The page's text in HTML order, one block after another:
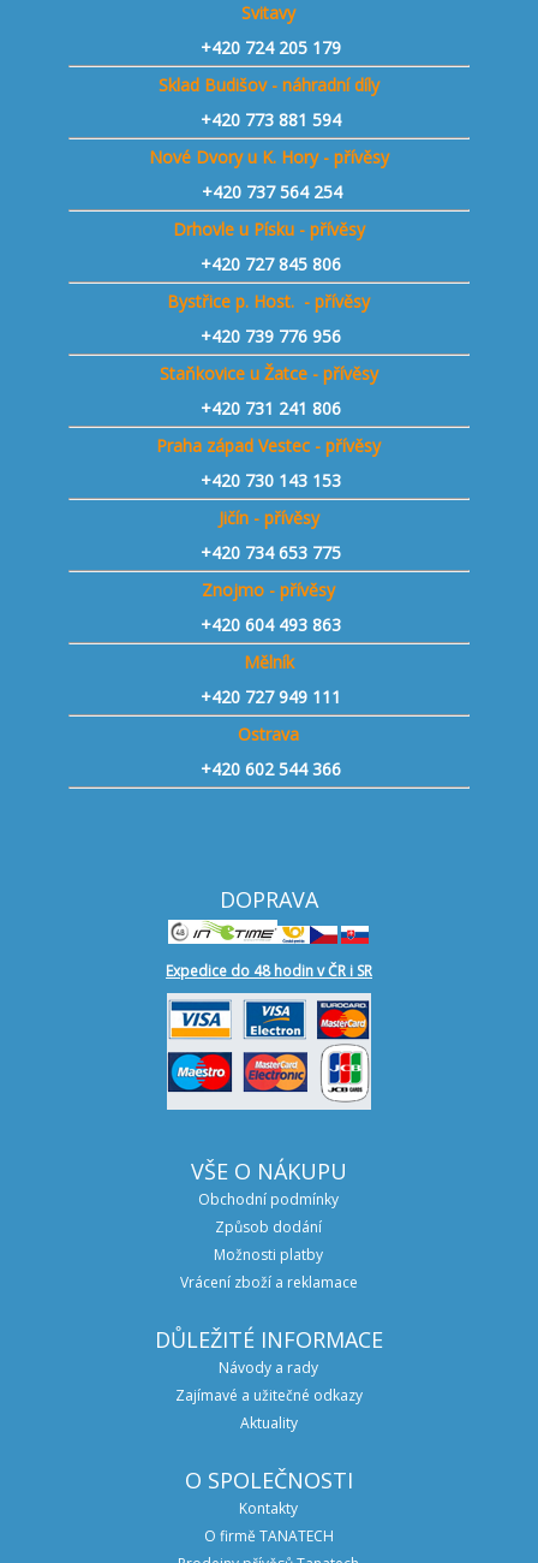
Svitavy
+420 724 205 179
Sklad Budišov - náhradní díly
+420 773 881 594
Nové Dvory u K. Hory - přívěsy
+420 737 564 254
Drhovle u Písku - přívěsy
+420 727 845 806
Bystřice p. Host. - přívěsy
+420 739 776 956
Staňkovice u Žatce - přívěsy
+420 731 241 806
Praha západ Vestec - přívěsy
+420 730 143 153
Jičín - přívěsy
+420 734 653 775
Znojmo - přívěsy
+420 604 493 863
Mělník
+420 727 949 111
Ostrava
+420 602 544 366
DOPRAVA
Expedice do 48 hodin v ČR i SR
VŠE O NÁKUPU
Obchodní podmínky
Způsob dodání
Možnosti platby
Vrácení zboží a reklamace
DŮLEŽITÉ INFORMACE
Návody a rady
Zajímavé a užitečné odkazy
Aktuality
O SPOLEČNOSTI
Kontakty
O firmě TANATECH